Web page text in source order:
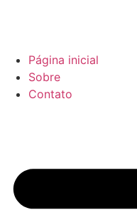
Página inicial
Sobre
Contato